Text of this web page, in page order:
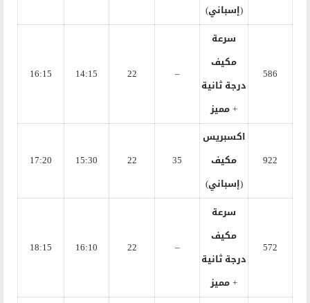
(إسباني)
586
سرعة
مكيف
درجة ثانية
+ مميز
–
22
14:15
16:15
922
اكسبريس
مكيف
(إسباني)
35
22
15:30
17:20
572
سرعة
مكيف
درجة ثانية
+ مميز
–
22
16:10
18:15